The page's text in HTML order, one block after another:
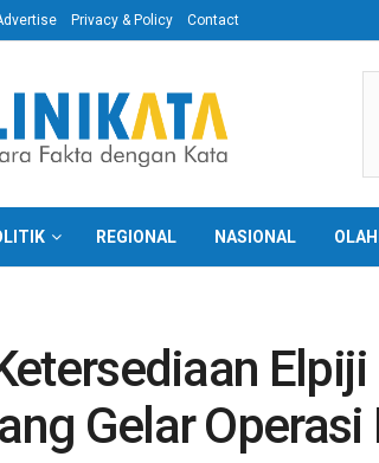
Privacy & Policy Contact
REGIONAL NASIONAL
Gelar Operasi